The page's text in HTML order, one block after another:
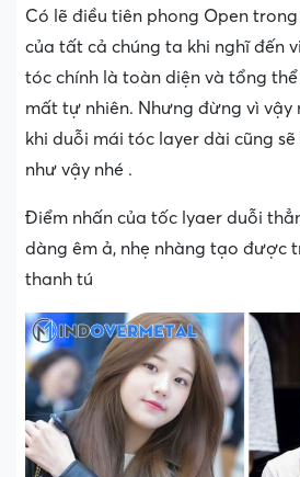
Có lẽ điều tiên phong Open
của tất cả chúng ta khi nghĩ đến
tóc chính là toàn diện và tổng
mất tự nhiên. Nhưng đừng vì vậy
khi duỗi mái tóc layer dài cũng
như vậy nhé .
Điểm nhấn của tốc lyaer duỗi
dàng êm ả, nhẹ nhàng tạo được
thanh tú